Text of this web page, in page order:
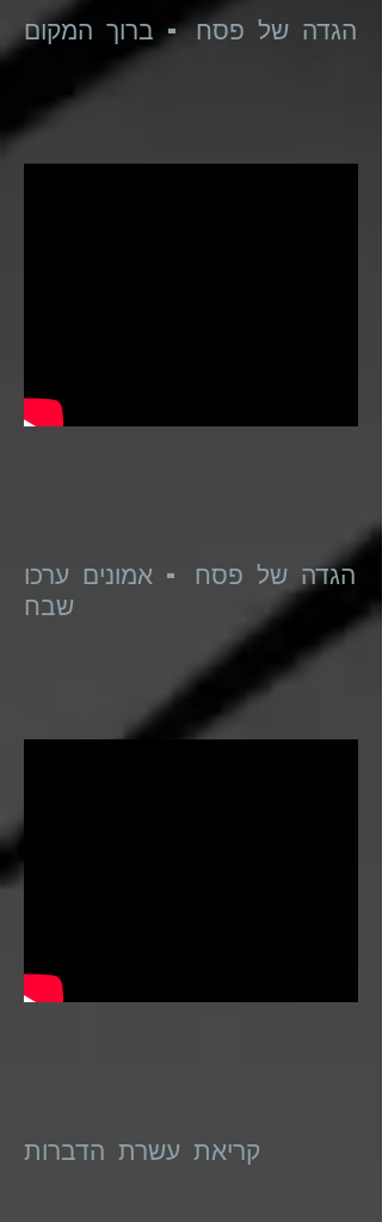
הגדה של פסח - ברוך המקום
הגדה של פסח - אמונים ערכו
שבח
קריאת עשרת הדברות